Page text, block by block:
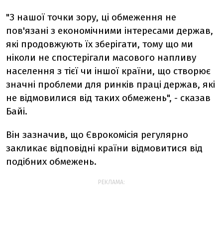
"З нашої точки зору, ці обмеження не
пов'язані з економічними інтересами держав,
які продовжують їх зберігати, тому що ми
ніколи не спостерігали масового напливу
населення з тієї чи іншої країни, що створює
значні проблеми для ринків праці держав, які
не відмовилися від таких обмежень", - сказав
Байі.
Він зазначив, що Єврокомісія регулярно
закликає відповідні країни відмовитися від
подібних обмежень.
РЕКЛАМА: